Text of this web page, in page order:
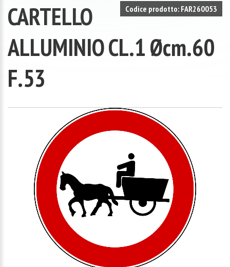
Codice prodotto: FAR260053
CARTELLO
ALLUMINIO CL.1 Øcm.60
F.53